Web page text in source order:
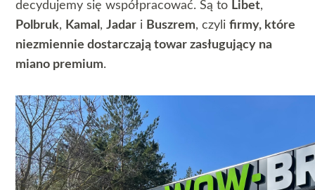
decydujemy się współpracować. Są to Libet,
Polbruk, Kamal ,Jadar i Buszrem, czylifirmy, które
niezmiennie dostarczają towar zasługujący na
miano premium.